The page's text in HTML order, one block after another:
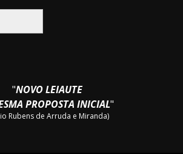
"NOVO LEIAUTE
PROPOSTA INICIAL"
Rubens de Arruda e Miranda)